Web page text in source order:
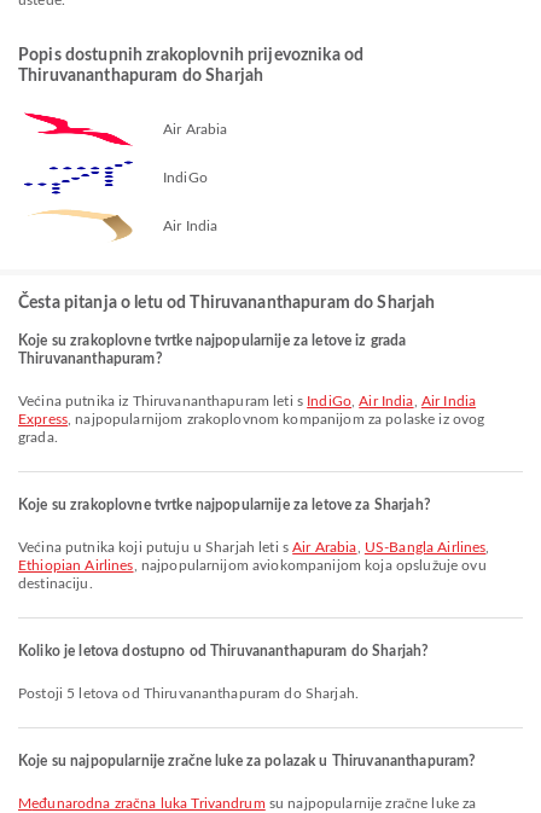
Popis dostupnih zrakoplovnih prijevoznika od
Thiruvananthapuram do Sharjah
Air Arabia
IndiGo
Air India
Česta pitanja o letu od Thiruvananthapuram do Sharjah
Koje su zrakoplovne tvrtke najpopularnije za letove iz grada
Thiruvananthapuram?
Većina putnika iz Thiruvananthapuram leti s IndiGo ,Air India Air India
Express, najpopularnijom zrakoplovnom kompanijom za polaske iz ovog
grada.
Koje su zrakoplovne tvrtke najpopularnije za letove za Sharjah?
Većina putnika koji putuju u Sharjah leti sAir Arabia US-Bangla Airlines
Ethiopian Airlines , najpopularnijom aviokompanijom koja opslužuje ovu
destinaciju.
Koliko je letova dostupno od Thiruvananthapuram do Sharjah?
Postoji 5 letova od Thiruvananthapuram do Sharjah.
Koje su najpopularnije zračne luke za polazak u Thiruvananthapuram?
Međunarodna zračna luka Trivandrum su najpopularnije zračne luke za